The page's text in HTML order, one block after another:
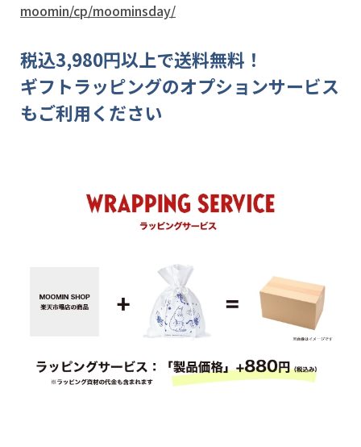
moomin/cp/moominsday/
税込3,980円以上で送料無料！
ギフトラッピングのオプションサービス
もご利用ください